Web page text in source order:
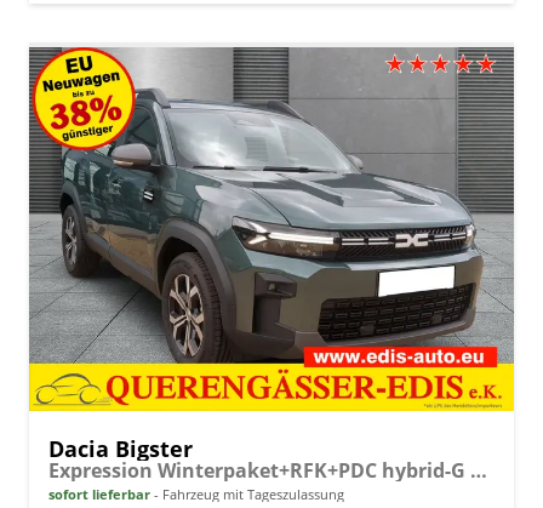
Dacia Bigster
Expression Winterpaket+RFK+PDC hybrid-G 140
sofort lieferbar Fahrzeug mit Tageszulassung